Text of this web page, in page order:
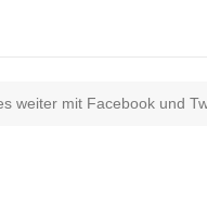
weiter mit Facebook und